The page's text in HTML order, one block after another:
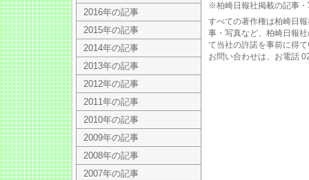
※柏崎日報社掲載の記事
すべての著作権は柏崎日
事・写真など、柏崎日報
て当社の許諾を事前に得
お問い合わせは、お電話
2016年の記事
2015年の記事
2014年の記事
2013年の記事
2012年の記事
2011年の記事
2010年の記事
2009年の記事
2008年の記事
2007年の記事